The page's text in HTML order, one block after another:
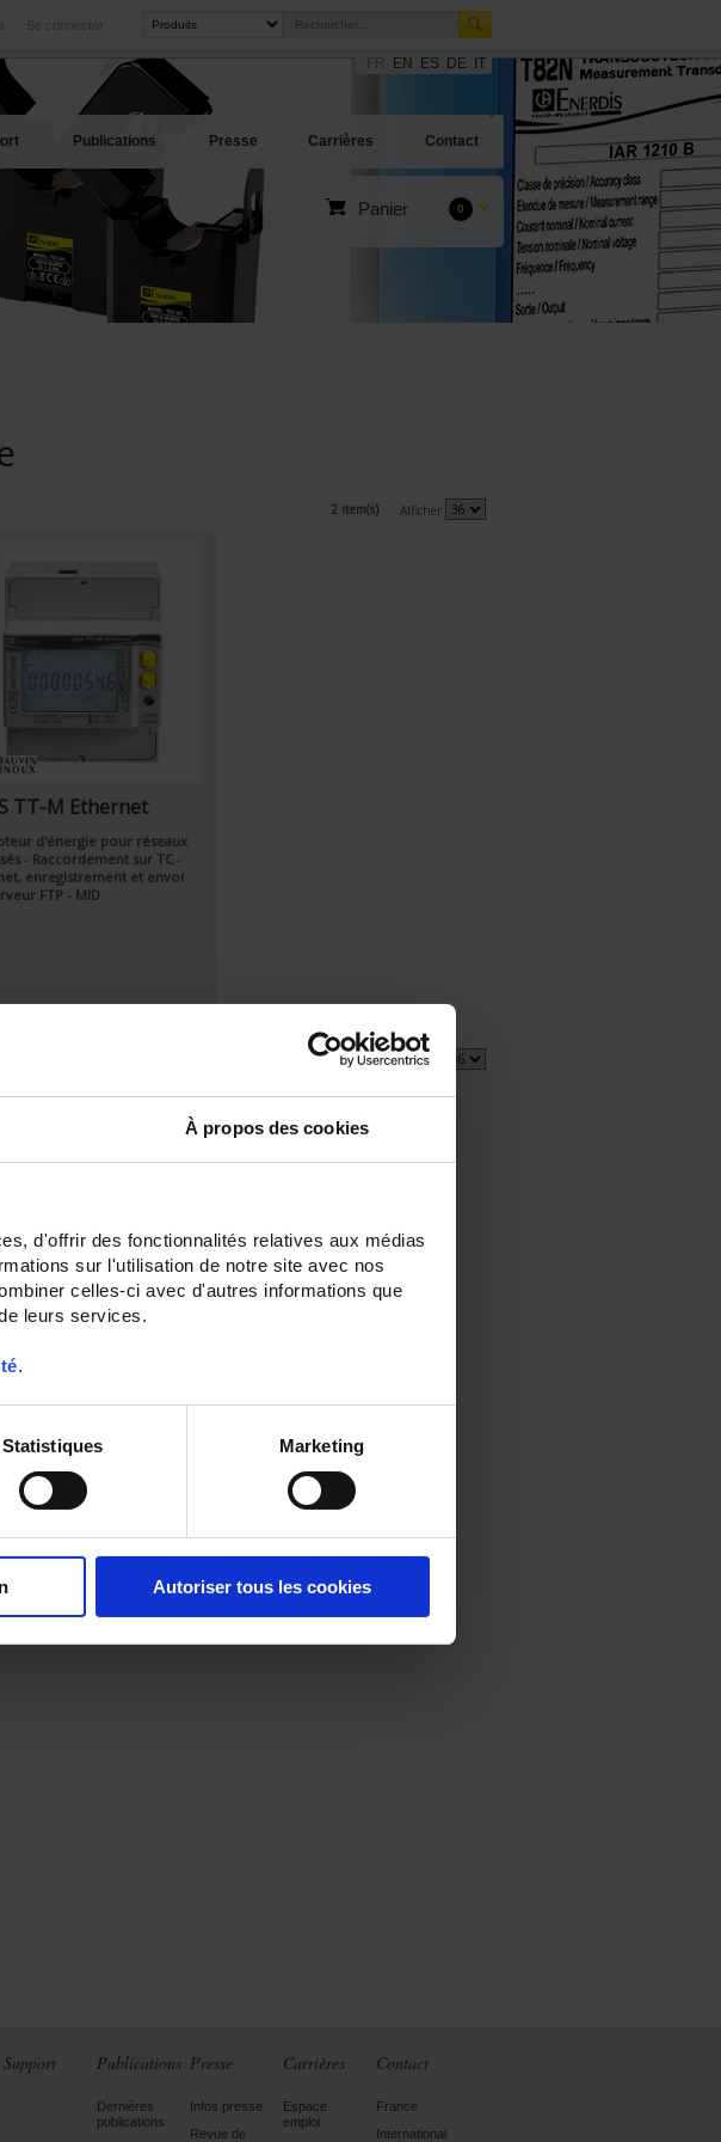
À propos des cookies
d'offrir des fonctionnalités relatives aux médias
sur l'utilisation de notre site avec nos
celles-ci avec d'autres informations que
leurs services.
.
Statistiques Marketing
Autoriser tous les cookies
Se connecter
offres
EN ES DE IT
Publications Presse Carrières Contact
Panier 0
2 item(s) Afficher
TT-M Ethernet
d'énergie pour réseaux
- Raccordement sur TC -
enregistrement et envoi
FTP - MID
2 item(s) Afficher
Support Publications
Dernières
publications
Presse
Infos presse
Revue de
Carrières
Espace
emploi
Contact
France
International